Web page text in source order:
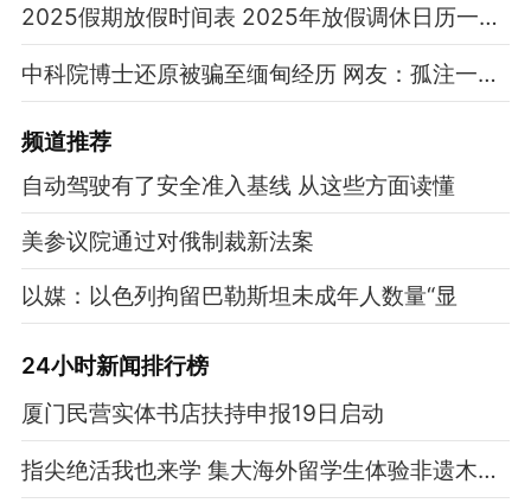
2025假期放假时间表 2025年放假调休日历一览表
中科院博士还原被骗至缅甸经历 网友：孤注一掷现实版
频道推荐
自动驾驶有了安全准入基线 从这些方面读懂
美参议院通过对俄制裁新法案
以媒：以色列拘留巴勒斯坦未成年人数量“显
24小时新闻排行榜
厦门民营实体书店扶持申报19日启动
指尖绝活我也来学 集大海外留学生体验非遗木偶戏